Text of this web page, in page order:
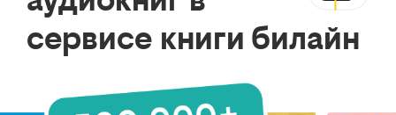
сервисе книги билайн